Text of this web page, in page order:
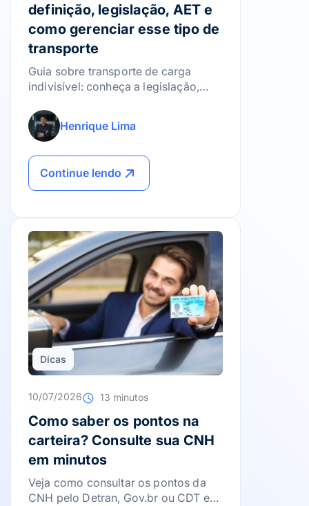
definição, legislação, AET e
como gerenciar esse tipo de
transporte
Guia sobre transporte de carga
indivisível: conheça a legislação,
práticas para gerenciar riscos.
Henrique Lima
Continue lendo
Dicas
10/07/2026 13 minutos
Como saber os pontos na
carteira? Consulte sua CNH
em minutos
Veja como consultar os pontos da
CNH pelo Detran, Gov.br ou CDT e